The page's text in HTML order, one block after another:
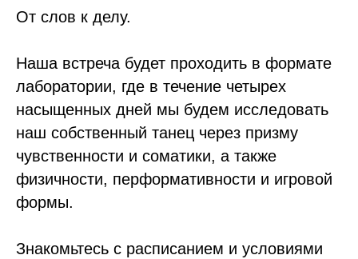
От слов к делу.
Наша встреча будет проходить в формате
лаборатории, где в течение четырех
насыщенных дней мы будем исследовать
наш собственный танец через призму
чувственности и соматики, а также
физичности, перформативности и игровой
формы.
Знакомьтесь с расписанием и условиями